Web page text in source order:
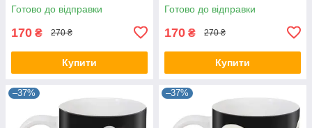
Готово до відправки
170 ₴ 270 ₴
Купити
Готово до відправки
170 ₴ 270 ₴
Купити
–37% –37%